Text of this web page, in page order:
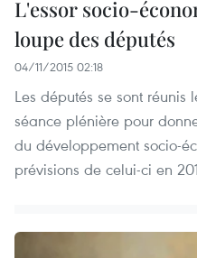
L'essor socio-
loupe des députés
04/11/2015 02:18
Les députés se sont réunis
séance plénière pour
du développement socio-
prévisions de celui-ci en